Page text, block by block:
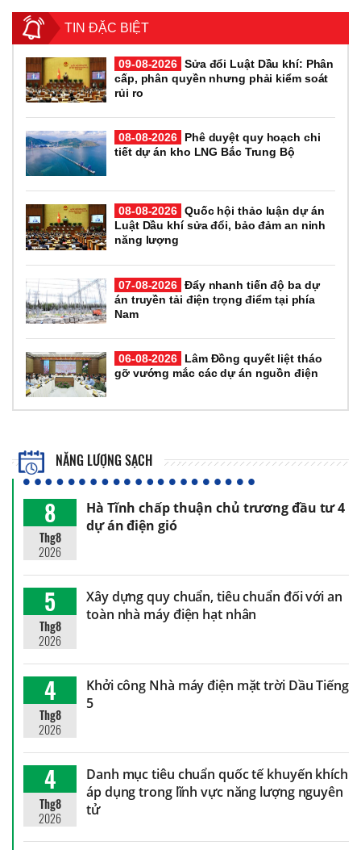
TIN ĐẶC BIỆT
09-08-2026 Sửa đổi Luật Dầu khí: Phân
cấp, phân quyền nhưng phải kiểm soát
rủi ro
08-08-2026
Phê duyệt quy hoạch chi
tiết dự án kho LNG Bắc Trung Bộ
08-08-2026 Quốc hội thảo luận dự án
Luật Dầu khí sửa đổi, bảo đảm an ninh
năng lượng
07-08-2026 Đẩy nhanh tiến độ ba dự
án truyền tải điện trọng điểm tại phía
Nam
06-08-2026
Lâm Đồng quyết liệt tháo
gỡ vướng mắc các dự án nguồn điện
NĂNG LƯỢNG SẠCH
8
Thg8
2026
Hà Tĩnh chấp thuận chủ trương đầu tư 4
dự án điện gió
5
Thg8
2026
Xây dựng quy chuẩn, tiêu chuẩn đối với an
toàn nhà máy điện hạt nhân
4
Thg8
2026
Khởi công Nhà máy điện mặt trời Dầu Tiếng
5
4
Thg8
2026
Danh mục tiêu chuẩn quốc tế khuyến khích
áp dụng trong lĩnh vực năng lượng nguyên
tử